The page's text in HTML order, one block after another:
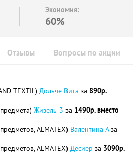
Экономия:
60%
Отзывы Вопросы по акции
TEXTIL) Дольче Вита за 890р.
Жизель-3 за 1490р. вместо
ALMATEX) Валентина-Аза
ALMATEX) Десиер за 3090р.